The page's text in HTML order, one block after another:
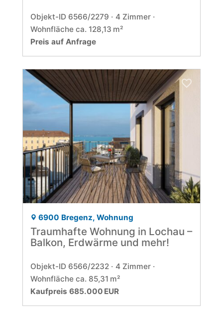
Objekt-ID 6566/2279
4 Zimmer
Wohnfläche ca. 128,13 m²
Preis auf Anfrage
6900 Bregenz, Wohnung
Traumhafte Wohnung in Lochau –
Balkon, Erdwärme und mehr!
Objekt-ID 6566/2232
4 Zimmer
Wohnfläche ca. 85,31 m²
Kaufpreis 685.000 EUR